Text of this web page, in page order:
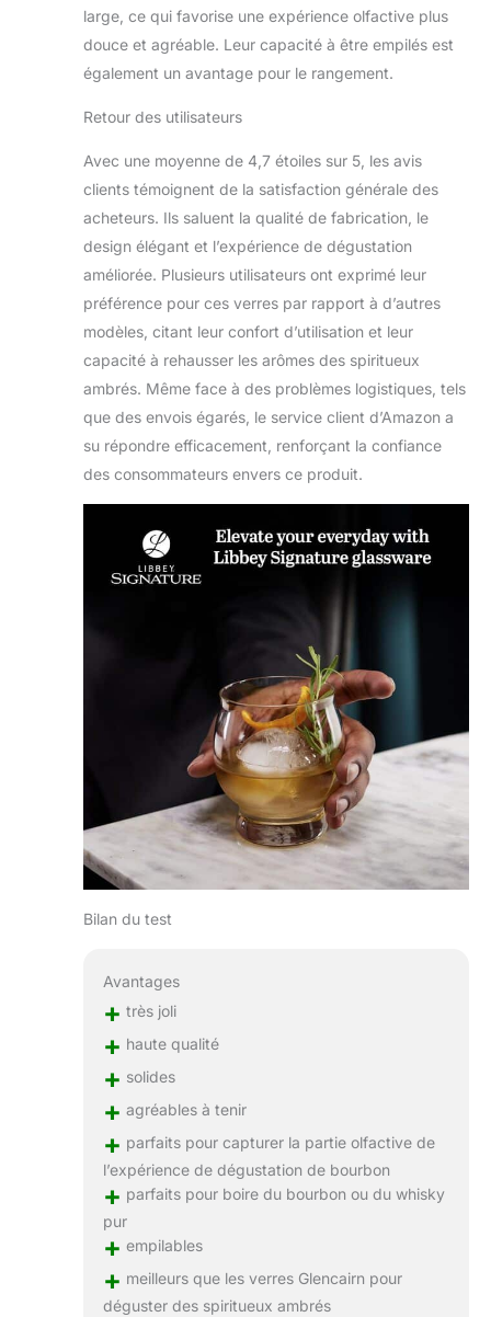
large, ce qui favorise une expérience olfactive plus
douce et agréable. Leur capacité à être empilés est
également un avantage pour le rangement.
Retour des utilisateurs
Avec une moyenne de 4,7 étoiles sur 5, les avis
clients témoignent de la satisfaction générale des
acheteurs. Ils saluent la qualité de fabrication, le
design élégant et l’expérience de dégustation
améliorée. Plusieurs utilisateurs ont exprimé leur
préférence pour ces verres par rapport à d’autres
modèles, citant leur confort d’utilisation et leur
capacité à rehausser les arômes des spiritueux
ambrés. Même face à des problèmes logistiques, tels
que des envois égarés, le service client d’Amazon a
su répondre efficacement, renforçant la confiance
des consommateurs envers ce produit.
Bilan du test
Avantages
+ très joli
+ haute qualité
+ solides
+ agréables à tenir
+ parfaits pour capturer la partie olfactive de
l’expérience de dégustation de bourbon
+ parfaits pour boire du bourbon ou du whisky
pur
+ empilables
+ meilleurs que les verres Glencairn pour
déguster des spiritueux ambrés